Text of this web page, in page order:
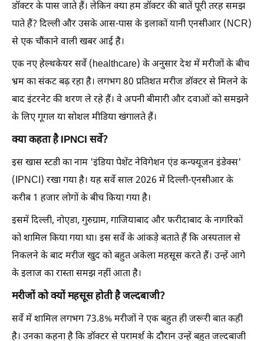
डॉक्टर के पास जाते हैं। लेकिन क्या हम डॉक्टर की बातें पूरी तरह समझ
पाते हैं? दिल्ली और उसके आस-पास के इलाकों यानी एनसीआर (NCR)
से एक चौंकाने वाली खबर आई है।
एक नए हेल्थकेयर सर्वे (healthcare) के अनुसार देश में मरीजों के बीच
भ्रम का संकट बढ़ रहा है। लगभग 80 प्रतिशत मरीज डॉक्टर से मिलने के
बाद इंटरनेट की शरण ले रहे हैं। वे अपनी बीमारी और दवाओं को समझने
के लिए गूगल या सोशल मीडिया खंगालते हैं।
क्या कहता है IPNCI सर्वे?
इस खास स्टडी का नाम 'इंडिया पेशेंट नेविगेशन एंड कन्फ्यूजन इंडेक्स'
(IPNCI) रखा गया है। यह सर्वे साल 2026 में दिल्ली-एनसीआर के
करीब 1 हजार लोगों के बीच किया गया है।
इसमें दिल्ली, नोएडा, गुरुग्राम, गाजियाबाद और फरीदाबाद के नागरिकों
को शामिल किया गया था। इस सर्वे के आंकड़े बताते हैं कि अस्पताल से
निकलने के बाद मरीज खुद को बहुत अकेला महसूस करते हैं। उन्हें आगे
के इलाज का रास्ता समझ नहीं आता है।
मरीजों को क्यों महसूस होती है जल्दबाजी?
सर्वे में शामिल लगभग 73.8% मरीजों ने एक बहुत ही जरूरी बात कही
है। उनका कहना है कि डॉक्टर से परामर्श के दौरान उन्हें बहुत जल्दबाजी